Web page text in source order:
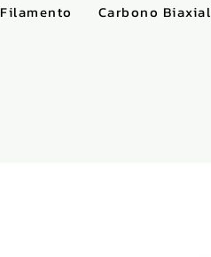
Filamento Carbono Biaxial